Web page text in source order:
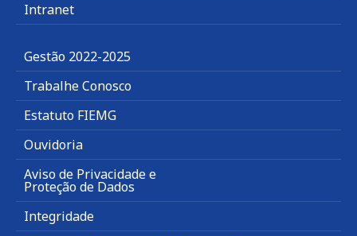
Intranet
Gestão 2022-2025
Trabalhe Conosco
Estatuto FIEMG
Ouvidoria
Aviso de Privacidade e
Proteção de Dados
Integridade